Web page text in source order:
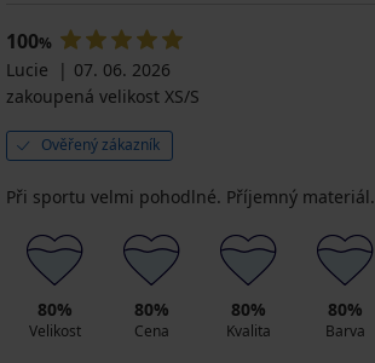
100%
Lucie
07. 06. 2026
zakoupená velikost XS/S
Ověřený zákazník
Při sportu velmi pohodlné. Příjemný materiál.
80%
Velikost
80%
Cena
80%
Kvalita
80%
Barva